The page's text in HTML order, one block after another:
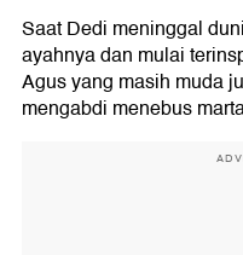
Saat Dedi meninggal
ayahnya dan mulai
Agus yang masih muda
mengabdi menebus